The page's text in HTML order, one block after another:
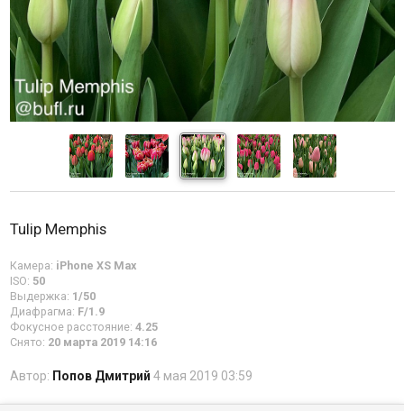
Tulip Memphis
Камера: iPhone XS Max
ISO: 50
Выдержка: 1/50
Диафрагма: F/1.9
Фокусное расстояние: 4.25
Снято: 20 марта 2019 14:16
Автор: Попов Дмитрий 4 мая 2019 03:59